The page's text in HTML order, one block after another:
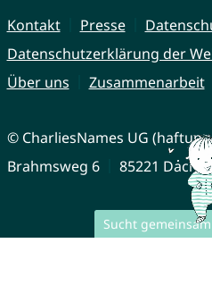
Sucht gemeinsam
Kontakt Presse
Datenschutzerklärung der
Über uns
Zusammenarbeit
© CharliesNames UG
Brahmsweg 6
85221 Dachau